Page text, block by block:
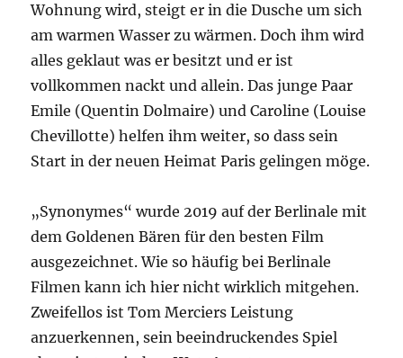
Wohnung wird, steigt er in die Dusche um sich
am warmen Wasser zu wärmen. Doch ihm wird
alles geklaut was er besitzt und er ist
vollkommen nackt und allein. Das junge Paar
Emile (Quentin Dolmaire) und Caroline (Louise
Chevillotte) helfen ihm weiter, so dass sein
Start in der neuen Heimat Paris gelingen möge.
„Synonymes“ wurde 2019 auf der Berlinale mit
dem Goldenen Bären für den besten Film
ausgezeichnet. Wie so häufig bei Berlinale
Filmen kann ich hier nicht wirklich mitgehen.
Zweifellos ist Tom Merciers Leistung
anzuerkennen, sein beeindruckendes Spiel